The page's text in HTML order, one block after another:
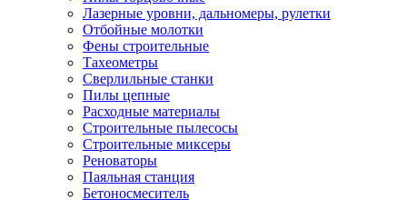
Лазерные уровни, дальномеры, рулетки
Отбойные молотки
Фены строительные
Тахеометры
Сверлильные станки
Пилы цепные
Расходные материалы
Строительные пылесосы
Строительные миксеры
Реноваторы
Паяльная станция
Бетоносмеситель